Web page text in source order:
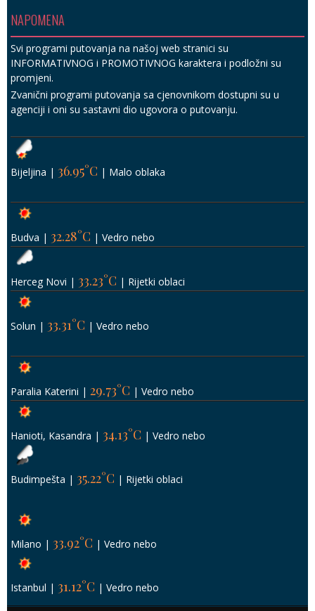
NAPOMENA
Svi programi putovanja na našoj web stranici su
INFORMATIVNOG i PROMOTIVNOG karaktera i podložni su
promjeni.
Zvanični programi putovanja sa cjenovnikom dostupni su u
agenciji i oni su sastavni dio ugovora o putovanju.
Bijeljina | 36.95°C | Malo oblaka
Budva | 32.28°C | Vedro nebo
Herceg Novi | 33.23°C | Rijetki oblaci
Solun | 33.31°C | Vedro nebo
Paralia Katerini | 29.73°C | Vedro nebo
Hanioti, Kasandra | 34.13°C | Vedro nebo
Budimpešta | 35.22°C | Rijetki oblaci
Milano | 33.92°C | Vedro nebo
Istanbul | 31.12°C | Vedro nebo